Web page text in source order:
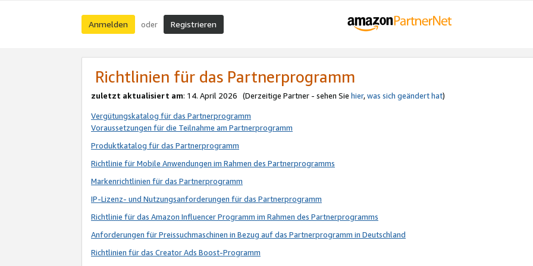
Anmelden oder Registrieren
Richtlinien für das Partnerprogramm
zuletzt aktualisiert am: 14. April 2026 (Derzeitige Partner - sehen Sie hier,was sich geändert hat)
Vergütungskatalog für das Partnerprogramm
Voraussetzungen für die Teilnahme am Partnerprogramm
Produktkatalog für das Partnerprogramm
Richtlinie für Mobile Anwendungen im Rahmen des Partnerprogramms
Markenrichtlinien für das Partnerprogramm
IP-Lizenz- und Nutzungsanforderungen für das Partnerprogramm
Richtlinie für das Amazon Influencer Programm im Rahmen des Partnerprogramms
Anforderungen für Preissuchmaschinen in Bezug auf das Partnerprogramm in Deutschland
Richtlinien für das Creator Ads Boost-Programm